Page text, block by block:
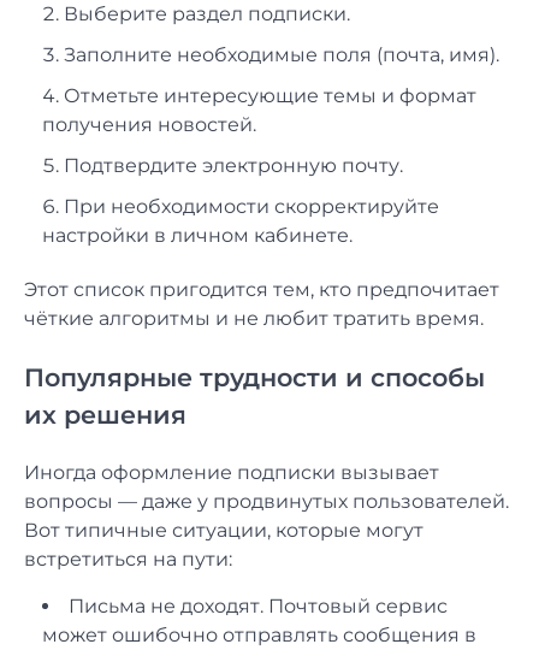
Выберите раздел подписки.
Заполните необходимые поля (почта, имя).
Отметьте интересующие темы и формат
получения новостей.
Подтвердите электронную почту.
При необходимости скорректируйте
настройки в личном кабинете.
Этот список пригодится тем, кто предпочитает
чёткие алгоритмы и не любит тратить время.
Популярные трудности и способы
их решения
Иногда оформление подписки вызывает
вопросы — даже у продвинутых пользователей.
Вот типичные ситуации, которые могут
встретиться на пути:
Письма не доходят. Почтовый сервис
может ошибочно отправлять сообщения в